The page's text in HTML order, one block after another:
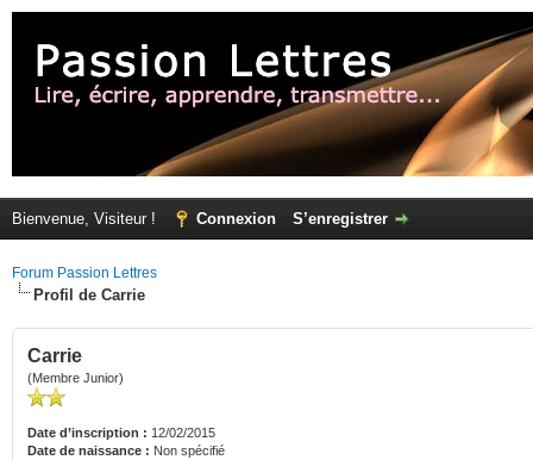
Bienvenue, Visiteur ! Connexion S’enregistrer
Forum Passion Lettres
Profil de Carrie
Carrie
(Membre Junior)
Date d’inscription : 12/02/2015
Date de naissance : Non spécifié